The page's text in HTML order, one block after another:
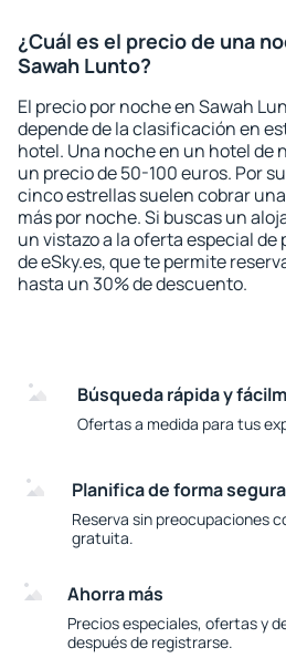
¿Cuál es el precio de una
Sawah Lunto?
El precio por noche en Sawah
depende de la clasificación en
hotel. Una noche en un hotel de
un precio de 50-100 euros. Por
cinco estrellas suelen cobrar
más por noche. Si buscas un
un vistazo a la oferta especial de
de eSky.es, que te permite
hasta un 30% de descuento.
Búsqueda rápida y
Ofertas a medida para tus
Planifica de forma segura
Reserva sin preocupaciones
gratuita.
Ahorra más
Precios especiales, ofertas y
después de registrarse.